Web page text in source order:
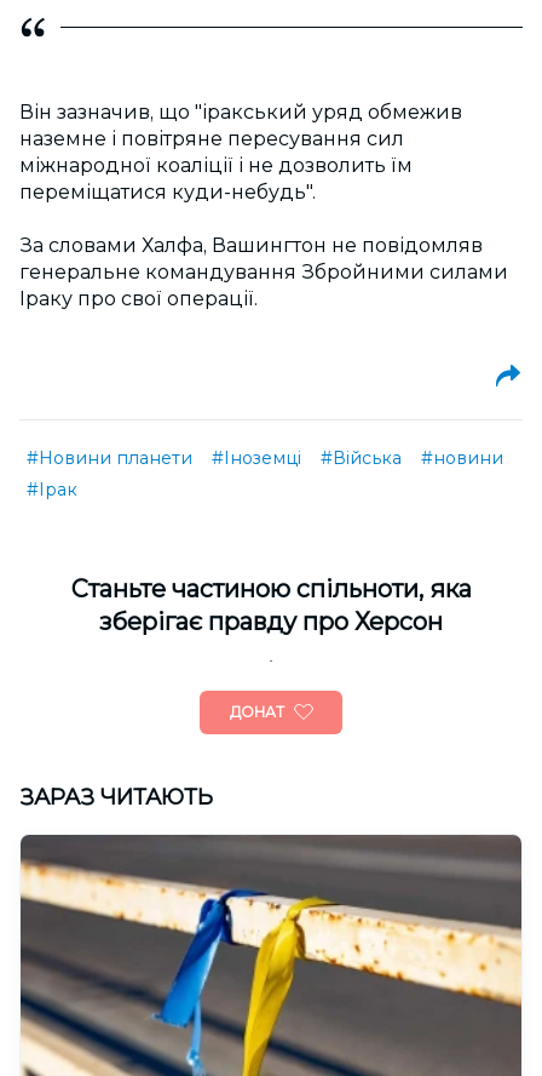
Він зазначив, що "іракський уряд обмежив
наземне і повітряне пересування сил
міжнародної коаліції і не дозволить їм
переміщатися куди-небудь".
За словами Халфа, Вашингтон не повідомляв
генеральне командування Збройними силами
Іраку про свої операції.
#Новини планети #Іноземці #Війська
#новини
#Ірак
Cтаньте частиною спільноти, яка
зберігає правду про Херсон
ДОНАТ
ЗАРАЗ ЧИТАЮТЬ